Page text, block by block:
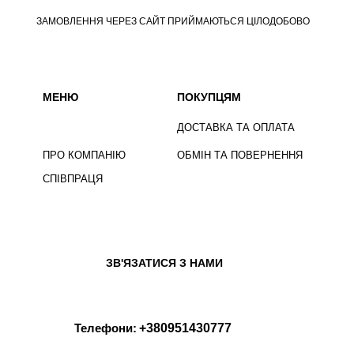
ПРО КОМПАНІЮ
СПІВПРАЦЯ
ДОСТАВКА ТА ОПЛАТА
ОБМІН ТА ПОВЕРНЕННЯ
ПОКУПЦЯМ
ЗВ'ЯЗАТИСЯ З НАМИ
Телефони:
МЕНЮ
ЗАМОВЛЕННЯ ЧЕРЕЗ САЙТ ПРИЙМАЮТЬСЯ ЦІЛОДОБОВО
+380951430777